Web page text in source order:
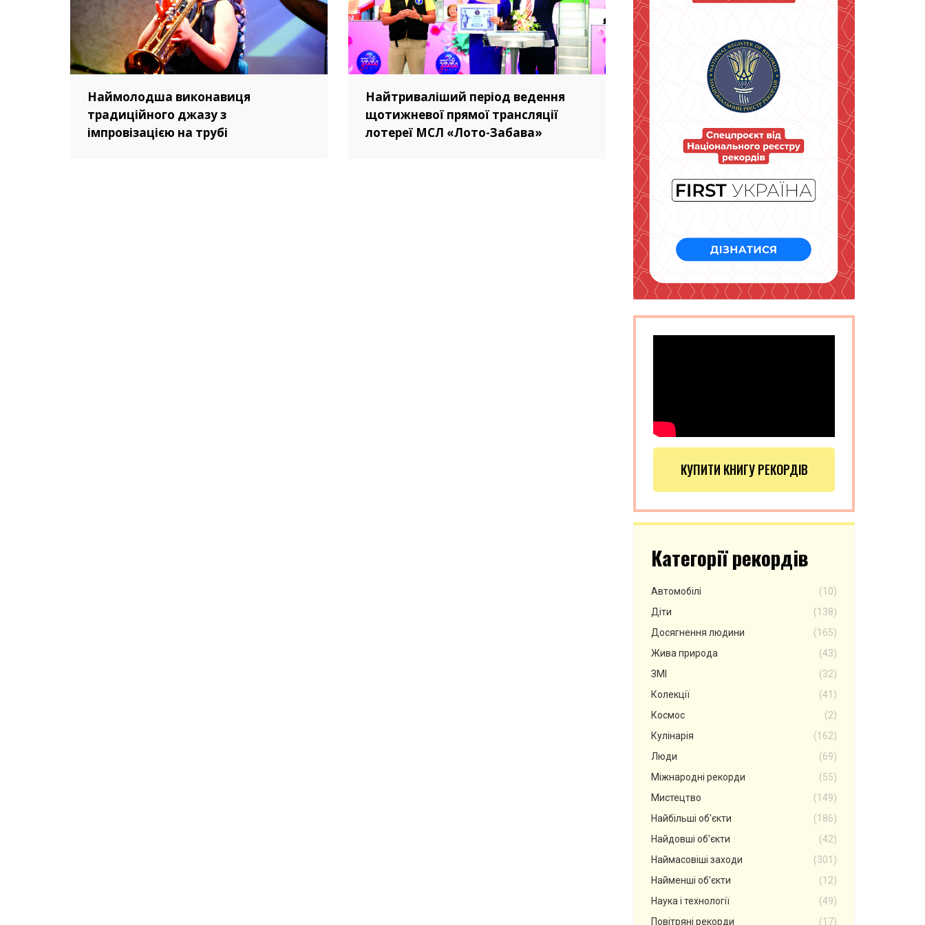
Наймолодша виконавиця
традиційного джазу з
імпровізацією на трубі
Найтриваліший період ведення
щотижневої прямої трансляції
лотереї МСЛ «Лото-Забава»
КУПИТИ КНИГУ РЕКОРДІВ
Категорії рекордів
Автомобілі
(10)
Діти
(138)
Досягнення людини
(165)
Жива природа
(43)
ЗМІ
(32)
Колекції
(41)
Космос
(2)
Кулінарія
(162)
Люди
(69)
Міжнародні рекорди
(55)
Мистецтво
(149)
Найбільші об'єкти
(186)
Найдовші об'єкти
(42)
Наймасовіші заходи
(301)
Найменші об'єкти
(12)
Наука і технології
(49)
Повітряні рекорди
(17)